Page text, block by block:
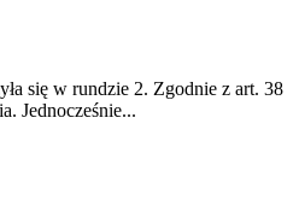
się w rundzie 2. Zgodnie z art. 38
Jednocześnie...